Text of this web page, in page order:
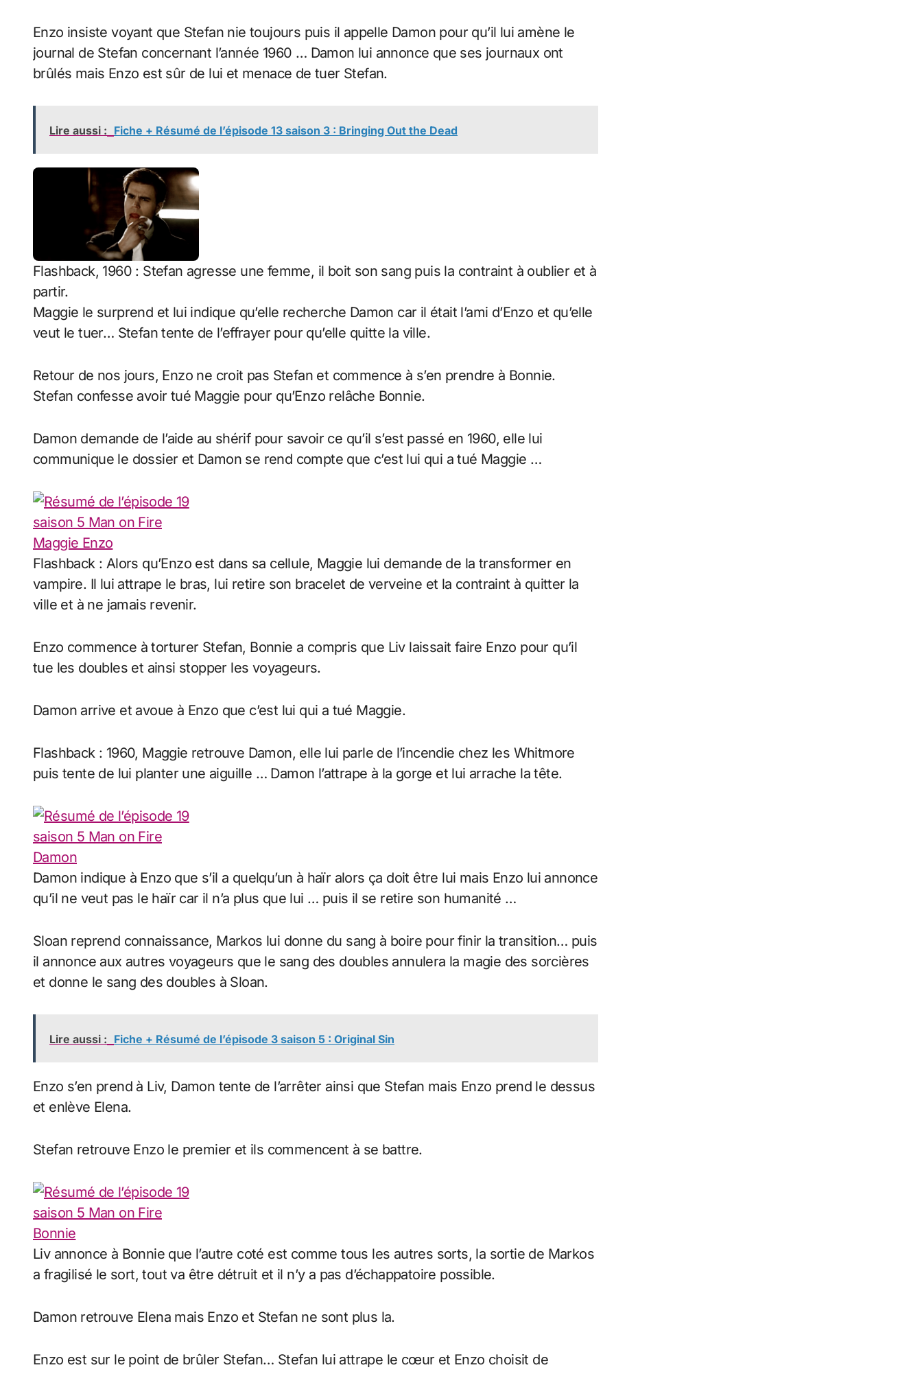
Enzo insiste voyant que Stefan nie toujours puis il appelle Damon pour qu’il lui amène le
journal de Stefan concernant l’année 1960 … Damon lui annonce que ses journaux ont
brûlés mais Enzo est sûr de lui et menace de tuer Stefan.
Lire aussi : Fiche + Résumé de l’épisode 13 saison 3 : Bringing Out the Dead
Flashback, 1960 : Stefan agresse une femme, il boit son sang puis la contraint à oublier et à
partir.
Maggie le surprend et lui indique qu’elle recherche Damon car il était l’ami d’Enzo et qu’elle
veut le tuer… Stefan tente de l’effrayer pour qu’elle quitte la ville.
Retour de nos jours, Enzo ne croit pas Stefan et commence à s’en prendre à Bonnie.
Stefan confesse avoir tué Maggie pour qu’Enzo relâche Bonnie.
Damon demande de l’aide au shérif pour savoir ce qu’il s’est passé en 1960, elle lui
communique le dossier et Damon se rend compte que c’est lui qui a tué Maggie …
Flashback : Alors qu’Enzo est dans sa cellule, Maggie lui demande de la transformer en
vampire. Il lui attrape le bras, lui retire son bracelet de verveine et la contraint à quitter la
ville et à ne jamais revenir.
Enzo commence à torturer Stefan, Bonnie a compris que Liv laissait faire Enzo pour qu’il
tue les doubles et ainsi stopper les voyageurs.
Damon arrive et avoue à Enzo que c’est lui qui a tué Maggie.
Flashback : 1960, Maggie retrouve Damon, elle lui parle de l’incendie chez les Whitmore
puis tente de lui planter une aiguille … Damon l’attrape à la gorge et lui arrache la tête.
Damon indique à Enzo que s’il a quelqu’un à haïr alors ça doit être lui mais Enzo lui annonce
qu’il ne veut pas le haïr car il n’a plus que lui … puis il se retire son humanité …
Sloan reprend connaissance, Markos lui donne du sang à boire pour finir la transition… puis
il annonce aux autres voyageurs que le sang des doubles annulera la magie des sorcières
et donne le sang des doubles à Sloan.
Lire aussi : Fiche + Résumé de l’épisode 3 saison 5 : Original Sin
Enzo s’en prend à Liv, Damon tente de l’arrêter ainsi que Stefan mais Enzo prend le dessus
et enlève Elena.
Stefan retrouve Enzo le premier et ils commencent à se battre.
Liv annonce à Bonnie que l’autre coté est comme tous les autres sorts, la sortie de Markos
a fragilisé le sort, tout va être détruit et il n’y a pas d’échappatoire possible.
Damon retrouve Elena mais Enzo et Stefan ne sont plus la.
Enzo est sur le point de brûler Stefan… Stefan lui attrape le cœur et Enzo choisit de